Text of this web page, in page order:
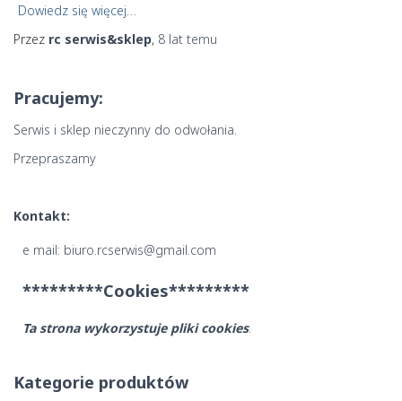
Dowiedz się więcej…
Przez rc serwis&sklep, 8 lat temu
Pracujemy:
Serwis i sklep nieczynny do odwołania.
Przepraszamy
Kontakt:
e mail: biuro.rcserwis@gmail.com
*********Cookies*********
Ta strona wykorzystuje pliki cookies.
Kategorie produktów